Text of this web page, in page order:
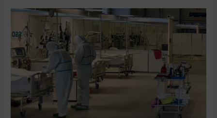
Ostatniej
doby
w
Wielkopolsce
z
powodu
Covid-
19